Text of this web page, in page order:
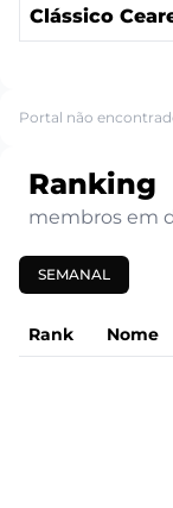
Clássico
Portal não
Ranking
membros em
SEMANAL
Rank Nome